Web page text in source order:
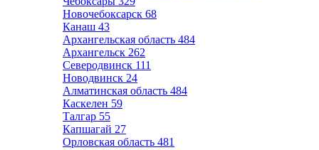
Новочебоксарск 68
Канаш 43
Архангельская область 484
Архангельск 262
Северодвинск 111
Новодвинск 24
Алматинская область 484
Каскелен 59
Талгар 55
Капшагай 27
Орловская область 481